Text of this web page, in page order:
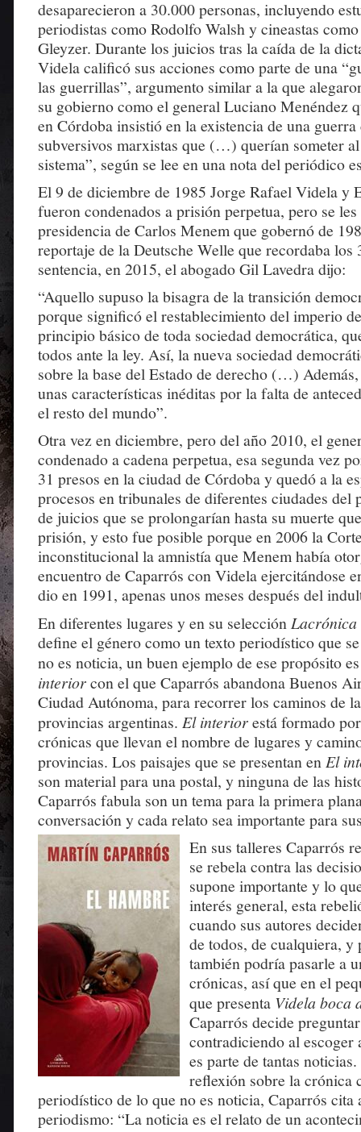
desaparecieron a 30.000 personas, incluyendo
periodistas como Rodolfo Walsh y cineastas
Gleyzer. Durante los juicios tras la caída de la
Videla calificó sus acciones como parte de una
las guerrillas”, argumento similar a la que
su gobierno como el general Luciano Menéndez
en Córdoba insistió en la existencia de una
subversivos marxistas que (…) querían someter
sistema”, según se lee en una nota del periódico
El 9 de diciembre de 1985 Jorge Rafael Videla y
fueron condenados a prisión perpetua, pero se
presidencia de Carlos Menem que gobernó de
reportaje de la Deutsche Welle que recordaba los
sentencia, en 2015, el abogado Gil Lavedra dijo:
“Aquello supuso la bisagra de la transición
porque significó el restablecimiento del imperio
principio básico de toda sociedad democrática,
todos ante la ley. Así, la nueva sociedad
sobre la base del Estado de derecho (…)
unas características inéditas por la falta de
el resto del mundo”.
Otra vez en diciembre, pero del año 2010, el
condenado a cadena perpetua, esa segunda vez
31 presos en la ciudad de Córdoba y quedó a la
procesos en tribunales de diferentes ciudades del
de juicios que se prolongarían hasta su muerte
prisión, y esto fue posible porque en 2006 la
inconstitucional la amnistía que Menem había
encuentro de Caparrós con Videla ejercitándose
dio en 1991, apenas unos meses después del
En diferentes lugares y en su selección Lacrónica
define el género como un texto periodístico que
no es noticia, un buen ejemplo de ese propósito
interiorcon el que Caparrós abandona Buenos
Ciudad Autónoma, para recorrer los caminos de
provincias argentinas. El interiorestá formado
crónicas que llevan el nombre de lugares y
provincias. Los paisajes que se presentan en El
son material para una postal, y ninguna de las
Caparrós fabula son un tema para la primera
conversación y cada relato sea importante para
En sus talleres Caparrós
se rebela contra las
supone importante y lo
interés general, esta
cuando sus autores
de todos, de cualquiera, y
también podría pasarle a
crónicas, así que en el
que presenta Videla boca
Caparrós decide
contradiciendo al escoger
es parte de tantas
reflexión sobre la crónica
periodístico de lo que no es noticia, Caparrós cita
periodismo: “La noticia es el relato de un